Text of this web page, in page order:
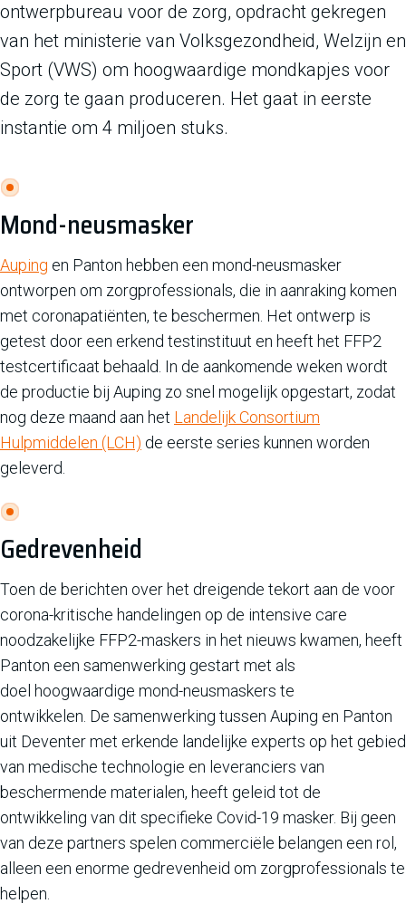
ontwerpbureau voor de zorg, opdracht gekregen
van het ministerie van Volksgezondheid, Welzijn en
Sport (VWS) om hoogwaardige mondkapjes voor
de zorg te gaan produceren. Het gaat in eerste
instantie om 4 miljoen stuks.
Mond-neusmasker
Auping en Panton hebben een mond-neusmasker
ontworpen om zorgprofessionals, die in aanraking komen
met coronapatiënten, te beschermen. Het ontwerp is
getest door een erkend testinstituut en heeft het FFP2
testcertificaat behaald. In de aankomende weken wordt
de productie bij Auping zo snel mogelijk opgestart, zodat
nog deze maand aan het Landelijk Consortium
Hulpmiddelen (LCH) de eerste series kunnen worden
geleverd.
Gedrevenheid
Toen de berichten over het dreigende tekort aan de voor
corona-kritische handelingen op de intensive care
noodzakelijke FFP2-maskers in het nieuws kwamen, heeft
Panton een samenwerking gestart met als
doel hoogwaardige mond-neusmaskers te
ontwikkelen. De samenwerking tussen Auping en Panton
uit Deventer met erkende landelijke experts op het gebied
van medische technologie en leveranciers van
beschermende materialen, heeft geleid tot de
ontwikkeling van dit specifieke Covid-19 masker. Bij geen
van deze partners spelen commerciële belangen een rol,
alleen een enorme gedrevenheid om zorgprofessionals te
helpen.